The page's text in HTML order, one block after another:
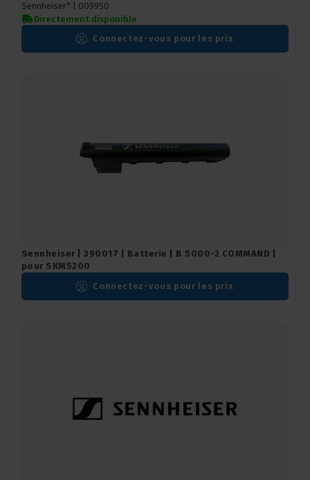
Sennheiser* | 009950
Directement disponible
Connectez-vous pour les prix
Sennheiser | 390017 | Batterie | B 5000-2 COMMAND |
pour SKM5200
Connectez-vous pour les prix